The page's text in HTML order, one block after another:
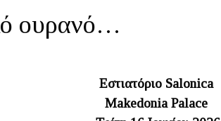
ουρανό…
Εστιατόριο Salonica
Makedonia Palace